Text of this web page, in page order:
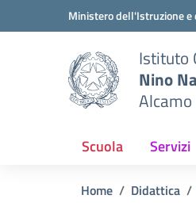
Vai ai contenuti
Vai al menu di navigazione
Ministero dell'Istruzione e
Istituto
Nino
Alcamo
Scuola Servizi
Home Didattica